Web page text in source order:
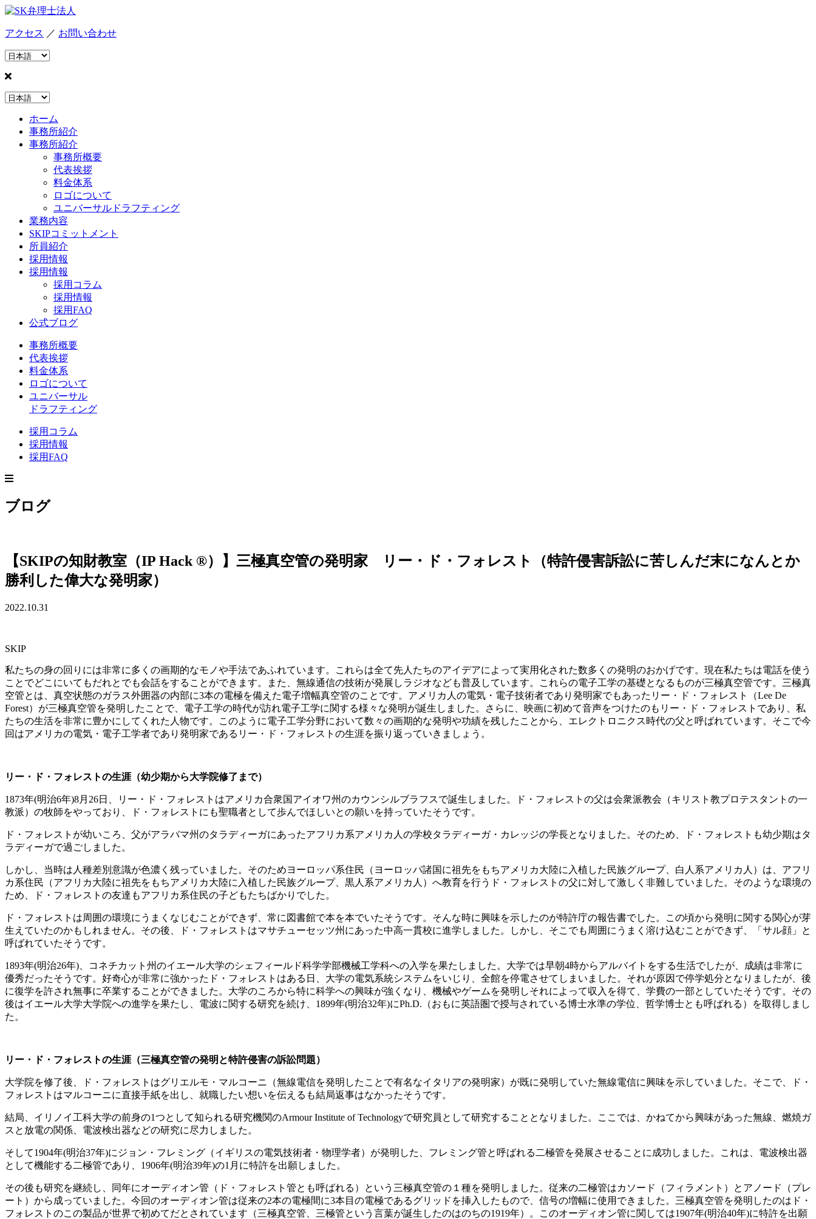
アクセス ／ お問い合わせ
ホーム
事務所紹介
事務所紹介
事務所概要
代表挨拶
料金体系
ロゴについて
ユニバーサルドラフティング
業務内容
SKIPコミットメント
所員紹介
採用情報
採用情報
採用コラム
採用情報
採用FAQ
公式ブログ
事務所概要
代表挨拶
料金体系
ロゴについて
ユニバーサル
ドラフティング
採用コラム
採用情報
採用FAQ
ブログ
【SKIPの知財教室（IP Hack ®）】三極真空管の発明家 リー・ド・フォレスト（特許侵害訴訟に苦しんだ末になんとか
勝利した偉大な発明家）
2022.10.31
SKIP
私たちの身の回りには非常に多くの画期的なモノや手法であふれています。これらは全て先人たちのアイデアによって実用化された数多くの発明のおかげです。現在私たちは電話を使う
ことでどこにいてもだれとでも会話をすることができます。また、無線通信の技術が発展しラジオなども普及しています。これらの電子工学の基礎となるものが三極真空管です。三極真
空管とは、真空状態のガラス外囲器の内部に3本の電極を備えた電子増幅真空管のことです。アメリカ人の電気・電子技術者であり発明家でもあったリー・ド・フォレスト（Lee De
Forest）が三極真空管を発明したことで、電子工学の時代が訪れ電子工学に関する様々な発明が誕生しました。さらに、映画に初めて音声をつけたのもリー・ド・フォレストであり、私
たちの生活を非常に豊かにしてくれた人物です。このように電子工学分野において数々の画期的な発明や功績を残したことから、エレクトロニクス時代の父と呼ばれています。そこで今
回はアメリカの電気・電子工学者であり発明家であるリー・ド・フォレストの生涯を振り返っていきましょう。
リー・ド・フォレストの生涯（幼少期から大学院修了まで）
1873年(明治6年)8月26日、リー・ド・フォレストはアメリカ合衆国アイオワ州のカウンシルブラフスで誕生しました。ド・フォレストの父は会衆派教会（キリスト教プロテスタントの一
教派）の牧師をやっており、ド・フォレストにも聖職者として歩んでほしいとの願いを持っていたそうです。
ド・フォレストが幼いころ、父がアラバマ州のタラディーガにあったアフリカ系アメリカ人の学校タラディーガ・カレッジの学長となりました。そのため、ド・フォレストも幼少期はタ
ラディーガで過ごしました。
しかし、当時は人種差別意識が色濃く残っていました。そのためヨーロッパ系住民（ヨーロッパ諸国に祖先をもちアメリカ大陸に入植した民族グループ、白人系アメリカ人）は、アフリ
カ系住民（アフリカ大陸に祖先をもちアメリカ大陸に入植した民族グループ、黒人系アメリカ人）へ教育を行うド・フォレストの父に対して激しく非難していました。そのような環境の
ため、ド・フォレストの友達もアフリカ系住民の子どもたちばかりでした。
ド・フォレストは周囲の環境にうまくなじむことができず、常に図書館で本を本でいたそうです。そんな時に興味を示したのが特許庁の報告書でした。この頃から発明に関する関心が芽
生えていたのかもしれません。その後、ド・フォレストはマサチューセッツ州にあった中高一貫校に進学しました。しかし、そこでも周囲にうまく溶け込むことができず、「サル顔」と
呼ばれていたそうです。
1893年(明治26年)、コネチカット州のイエール大学のシェフィールド科学学部機械工学科への入学を果たしました。大学では早朝4時からアルバイトをする生活でしたが、成績は非常に
優秀だったそうです。好奇心が非常に強かったド・フォレストはある日、大学の電気系統システムをいじり、全館を停電させてしまいました。それが原因で停学処分となりましたが、後
に復学を許され無事に卒業することができました。大学のころから特に科学への興味が強くなり、機械やゲームを発明しそれによって収入を得て、学費の一部としていたそうです。その
後はイエール大学大学院への進学を果たし、電波に関する研究を続け、1899年(明治32年)にPh.D.（おもに英語圏で授与されている博士水準の学位、哲学博士とも呼ばれる）を取得しまし
た。
リー・ド・フォレストの生涯（三極真空管の発明と特許侵害の訴訟問題）
大学院を修了後、ド・フォレストはグリエルモ・マルコーニ（無線電信を発明したことで有名なイタリアの発明家）が既に発明していた無線電信に興味を示していました。そこで、ド・
フォレストはマルコーニに直接手紙を出し、就職したい想いを伝えるも結局返事はなかったそうです。
結局、イリノイ工科大学の前身の1つとして知られる研究機関のArmour Institute of Technologyで研究員として研究することとなりました。ここでは、かねてから興味があった無線、燃焼ガ
スと放電の関係、電波検出器などの研究に尽力しました。
そして1904年(明治37年)にジョン・フレミング（イギリスの電気技術者・物理学者）が発明した、フレミング管と呼ばれる二極管を発展させることに成功しました。これは、電波検出器
として機能する二極管であり、1906年(明治39年)の1月に特許を出願しました。
その後も研究を継続し、同年にオーディオン管（ド・フォレスト管とも呼ばれる）という三極真空管の１種を発明しました。従来の二極管はカソード（フィラメント）とアノード（プレ
ート）から成っていました。今回のオーディオン管は従来の2本の電極間に3本目の電極であるグリッドを挿入したもので、信号の増幅に使用できました。三極真空管を発明したのはド・
フォレストのこの製品が世界で初めてだとされています（三極真空管、三極管という言葉が誕生したのはのちの1919年）。このオーディオン管に関しては1907年(明治40年)に特許を出願